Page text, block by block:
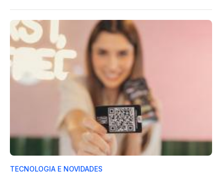
TECNOLOGIA E NOVIDADES